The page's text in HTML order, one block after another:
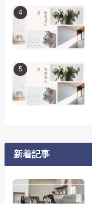
新着記事